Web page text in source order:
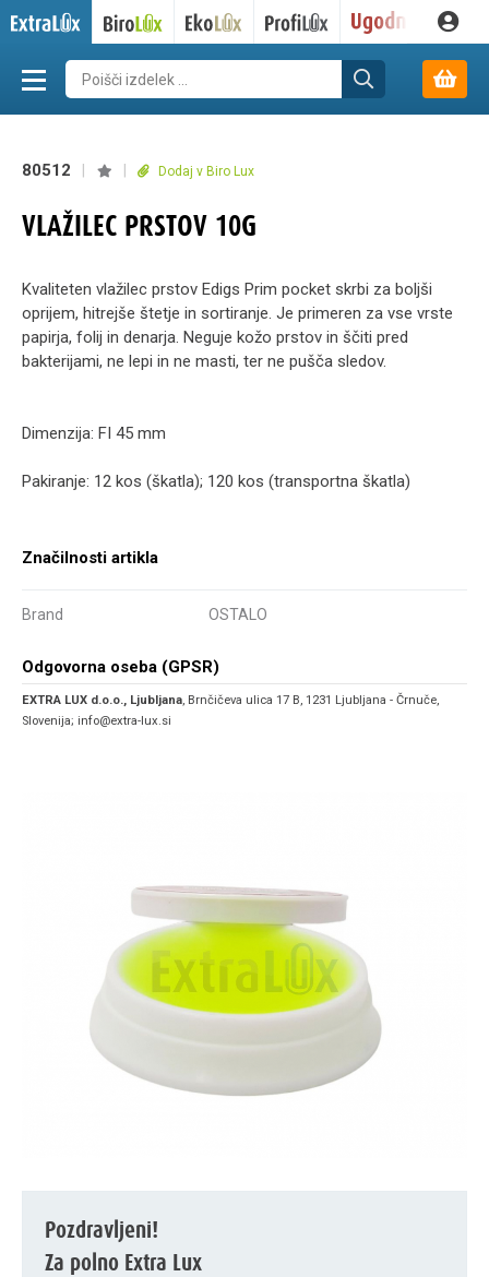
80512 Dodaj v Biro Lux
VLAŽILEC PRSTOV 10G
Kvaliteten vlažilec prstov Edigs Prim pocket skrbi za boljši
oprijem, hitrejše štetje in sortiranje. Je primeren za vse vrste
papirja, folij in denarja. Neguje kožo prstov in ščiti pred
bakterijami, ne lepi in ne masti, ter ne pušča sledov.
Dimenzija: FI 45 mm
Pakiranje: 12 kos (škatla); 120 kos (transportna škatla)
Značilnosti artikla
Brand OSTALO
Odgovorna oseba (GPSR)
EXTRA LUX d.o.o., Ljubljana, Brnčičeva ulica 17 B, 1231 Ljubljana - Črnuče,
Slovenija; info@extra-lux.si
Pozdravljeni!
Za polno Extra Lux